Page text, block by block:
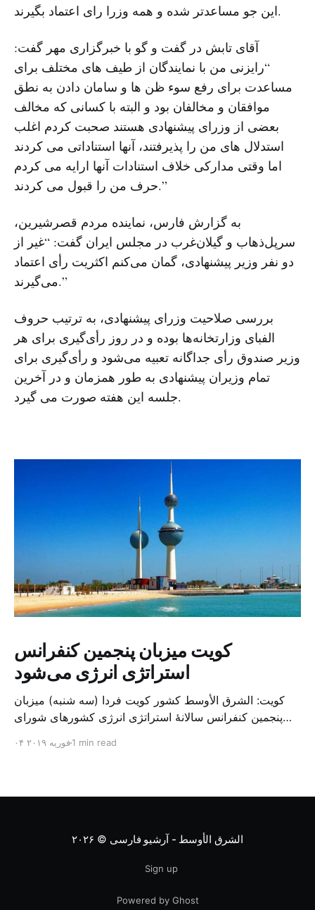
این جو مساعدتر شده و همه وزرا رای اعتماد بگیرند.
آقای تابش در گفت و گو با خبرگزاری مهر گفت:
“رایزنی من با نمایندگان از طیف های مختلف برای
مساعدت برای رفع سوء ظن ها و سامان دادن به نطق
موافقان و مخالفان بود و البته با کسانی که مخالف
بعضی از وزرای پیشنهادی هستند صحبت کردم اغلب
استدلال های من را پذیرفتند، آنها استناداتی می کردند
اما وقتی مدارکی خلاف استنادات آنها ارایه می کردم
حرف من را قبول می کردند.”
به گزارش فارس، نماینده مردم قصرشیرین،
سرپل‌ذهاب و گیلان‌غرب در مجلس ایران گفت: “غیر از
دو نفر وزیر پیشنهادی، گمان می‌کنم اکثریت رأی اعتماد
می‌گیرند.”
بررسی صلاحیت وزرای پیشنهادی، به ترتیب حروف
الفبای وزارتخانه‌ها بوده و در روز رأی‌گیری برای هر
وزیر صندوق رأی جداگانه تعبیه می‌شود و رأی‌گیری برای
تمام وزیران پیشنهادی به طور همزمان و در آخرین
جلسه این هفته صورت می گیرد.
کویت میزبان پنجمین کنفرانس
استراتژی انرژی می‌شود
کویت: الشرق الأوسط کشور کویت فردا (سه شنبه) میزبان
پنجمین کنفرانس سالانهٔ استراتژی انرژی کشورهای شورای
متخصص از شرکت‌های جهانی نفت و گاز در این کنفرانس
۰۴ فوریه ۲۰۱۹1 min read
الشرق الأوسط - آرشیو فارسی © ۲۰۲۶
Sign up
Powered by Ghost